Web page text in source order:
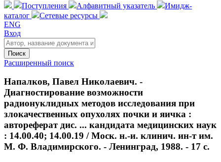
Поступления Алфавитный указатель
Имидж-
каталог
Сетевые ресурсы
ENG
Вход
Поиск
Расширенный поиск
Напалков, Павел Николаевич. -
Диагностирование возможности
радионуклидных методов исследования при
злокачественных опухолях почки и яичка :
автореферат дис. ... кандидата медицинских наук
: 14.00.40; 14.00.19 / Моск. н.-и. клинич. ин-т им.
М. Ф. Владимирского. - Ленинград, 1988. - 17 с.